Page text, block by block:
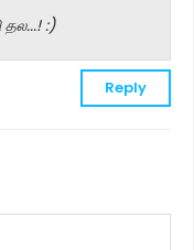
தல...! :)
Reply